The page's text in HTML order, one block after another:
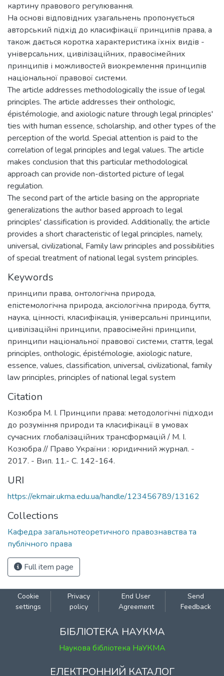
картину правового регулювання.
На основі відповідних узагальнень пропонується
авторський підхід до класифікації принципів права, а
також дається коротка характеристика їхніх видів -
універсальних, цивілізаційних, правосімейних
принципів і можливостей виокремлення принципів
національної правової системи.
The article addresses methodologically the issue of legal
principles. The article addresses their onthologic,
épistémologie, and axiologic nature through legal principles'
ties with human essence, scholarship, and other types of the
perception of the world. Special attention is paid to the
correlation of legal principles and legal values. The article
makes conclusion that this particular methodological
approach can provide non-distorted picture of legal
regulation.
The second part of the article basing on the appropriate
generalizations the author based approach to legal
principles' classification is provided. Additionally, the article
provides a short characteristic of legal principles, namely,
universal, civilizational, Family law principles and possibilities
of special treatment of national legal system principles.
Keywords
принципи права, онтологічна природа,
епістемологічна природа, аксіологічна природа, буття,
наука, цінності, класифікація, універсальні принципи,
цивілізаційні принципи, правосімейні принципи,
принципи національної правової системи, стаття, legal
principles, onthologic, épistémologie, axiologic nature,
essence, values, classification, universal, civilizational, family
law principles, principles of national legal system
Citation
Козюбра М. І. Принципи права: методологічні підходи
до розуміння природи та класифікації в умовах
сучасних глобалізаційних трансформацій / М. І.
Козюбра // Право України : юридичний журнал. -
2017. - Вип. 11.- С. 142-164.
URI
https://ekmair.ukma.edu.ua/handle/123456789/13162
Collections
Кафедра загальнотеоретичного правознавства та
публічного права
Full item page
Cookie
settings
Privacy
policy
End User
Agreement
Send
Feedback
БІБЛІОТЕКА НАУКМА
Наукова бібліотека НаУКМА
ЕЛЕКТРОННИЙ КАТАЛОГ